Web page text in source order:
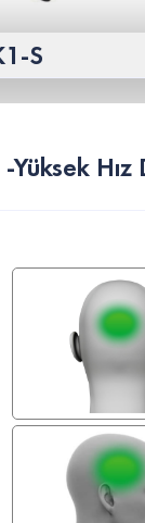
S
-Yüksek